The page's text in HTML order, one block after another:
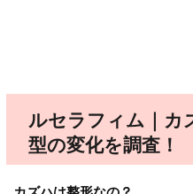
ルセラフィム｜カ
型の変化を調査！